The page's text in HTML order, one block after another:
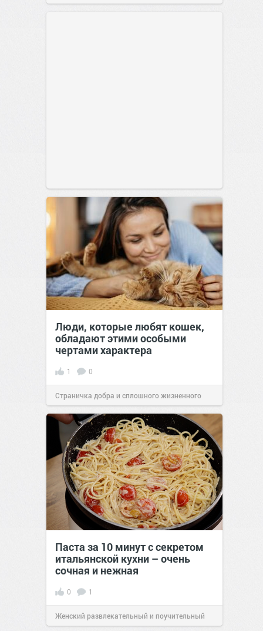
Люди, которые любят кошек,
обладают этими особыми
чертами характера
1 0
Страничка добра и сплошного жизненного
позитива!10:3807 авг 2026
Паста за 10 минут с секретом
итальянской кухни – очень
сочная и нежная
0 1
Женский развлекательный и поучительный